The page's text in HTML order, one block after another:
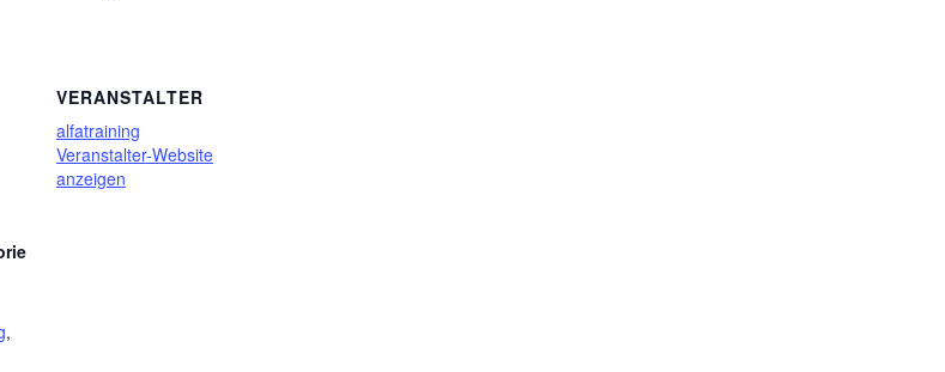
,
VERANSTALTER
alfatraining
Veranstalter-Website
anzeigen